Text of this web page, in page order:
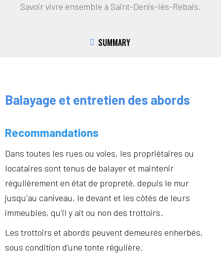
Savoir vivre ensemble à Saint-Denis-lès-Rebais.
SUMMARY
Balayage et entretien des abords
Recommandations
Dans toutes les rues ou voies, les propriétaires ou
locataires sont tenus de balayer et maintenir
régulièrement en état de propreté, depuis le mur
jusqu'au caniveau, le devant et les côtés de leurs
immeubles, qu'il y ait ou non des trottoirs.
Les trottoirs et abords peuvent demeurés enherbés,
sous condition d’une tonte régulière.